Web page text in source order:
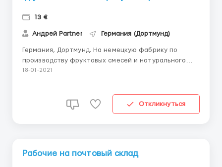
13 €
Андрей Partner Германия (Дортмунд)
Германия, Дортмунд. На немецкую фабрику по
производству фруктовых смесей и натурального
сока в срочном порядке требуются сотрудники.
график работы: 5 дней в неделю (понедельник -
пятница) рабочие смены от...
18-01-2021
Откликнуться
Рабочие на почтовый склад